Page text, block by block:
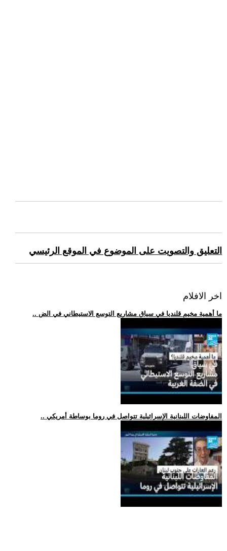
التعليق والتصويت على الموضوع في الموقع الرئيسي
اخر الافلام
.. ما أهمية مخيم قلنديا في سياق مشاريع التوسع الاستيطاني في الض
.. المفاوضات اللبنانية الإسرائيلية تتواصل في روما بوساطة أمريكي